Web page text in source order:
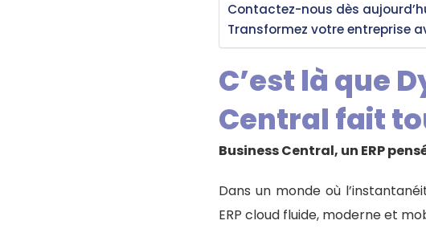
Contactez-nous dès
Transformez votre entreprise
C’est là que
Central fait
Business Central, un ERP
Dans un monde où
ERP cloud fluide, moderne et